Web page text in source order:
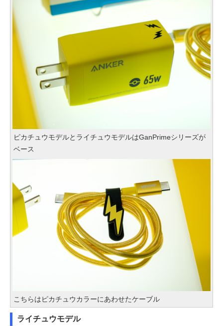
ピカチュウモデルとライチュウモデルはGanPrimeシリーズが
ベース
こちらはピカチュウカラーにあわせたケーブル
ライチュウモデル